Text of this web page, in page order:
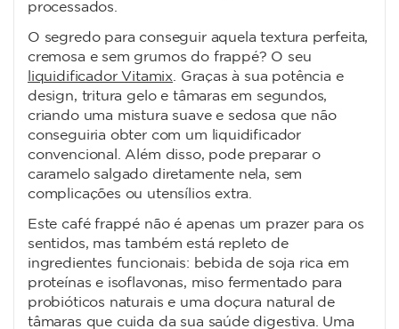
processados.
O segredo para conseguir aquela textura perfeita,
cremosa e sem grumos do frappé? O seu
liquidificador Vitamix. Graças à sua potência e
design, tritura gelo e tâmaras em segundos,
criando uma mistura suave e sedosa que não
conseguiria obter com um liquidificador
convencional. Além disso, pode preparar o
caramelo salgado diretamente nela, sem
complicações ou utensílios extra.
Este café frappé não é apenas um prazer para os
sentidos, mas também está repleto de
ingredientes funcionais: bebida de soja rica em
proteínas e isoflavonas, miso fermentado para
probióticos naturais e uma doçura natural de
tâmaras que cuida da sua saúde digestiva. Uma